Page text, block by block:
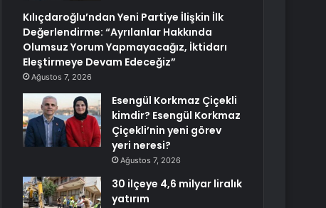
Kılıçdaroğlu’ndan Yeni Partiye İlişkin İlk
Değerlendirme: “Ayrılanlar Hakkında
Olumsuz Yorum Yapmayacağız, İktidarı
Eleştirmeye Devam Edeceğiz”
Ağustos 7, 2026
Esengül Korkmaz Çiçekli
kimdir? Esengül Korkmaz
Çiçekli’nin yeni görev
yeri neresi?
Ağustos 7, 2026
30 ilçeye 4,6 milyar liralık
yatırım